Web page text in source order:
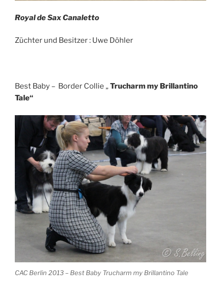
Royal de Sax Canaletto
Züchter und Besitzer : Uwe Döhler
Best Baby – Border Collie „Trucharm my Brillantino
Tale“
CAC Berlin 2013 – Best Baby Trucharm my Brillantino Tale